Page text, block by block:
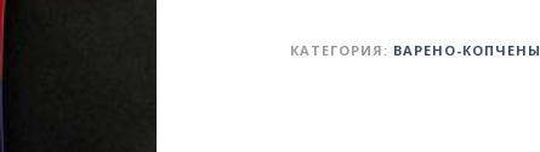
КАТЕГОРИЯ: ВАРЕНО-